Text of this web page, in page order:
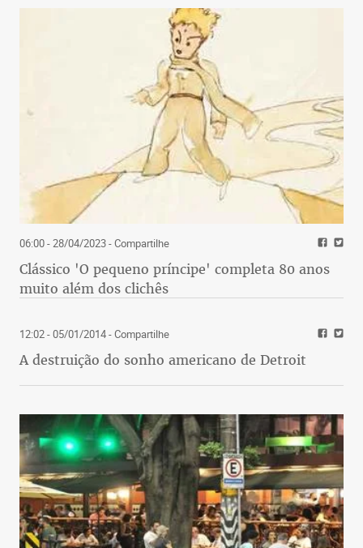
06:00 - 28/04/2023- Compartilhe
Clássico 'O pequeno príncipe' completa 80 anos
muito além dos clichês
12:02 - 05/01/2014- Compartilhe
A destruição do sonho americano de Detroit